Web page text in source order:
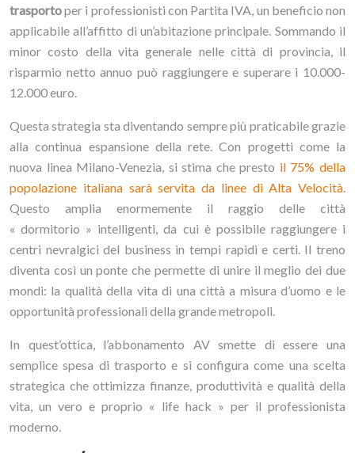
trasportoper i professionisti con Partita IVA, un beneficio non
applicabile all’affitto di un’abitazione principale. Sommando il
minor costo della vita generale nelle città di provincia, il
risparmio netto annuo può raggiungere e superare i 10.000-
12.000 euro.
Questa strategia sta diventando sempre più praticabile grazie
alla continua espansione della rete. Con progetti come la
nuova linea Milano-Venezia, si stima che presto il 75% della
popolazione italiana sarà servita da linee di Alta Velocità.
Questo amplia enormemente il raggio delle città
« dormitorio » intelligenti, da cui è possibile raggiungere i
centri nevralgici del business in tempi rapidi e certi. Il treno
diventa così un ponte che permette di unire il meglio dei due
mondi: la qualità della vita di una città a misura d’uomo e le
opportunità professionali della grande metropoli.
In quest’ottica, l’abbonamento AV smette di essere una
semplice spesa di trasporto e si configura come una scelta
strategica che ottimizza finanze, produttività e qualità della
vita, un vero e proprio « life hack » per il professionista
moderno.